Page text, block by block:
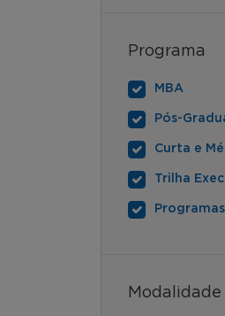
Programa
MBA
Pós-
Curta e
Trilha
Modalidade